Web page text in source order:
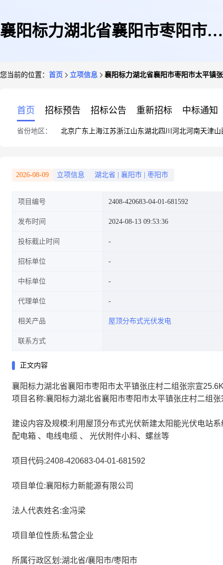
襄阳标力湖北省襄阳市枣阳市太
您当前的位置： 首页 立项信息 襄阳标力湖北省襄阳市枣阳市太平镇
首页 招标预告 招标公告 重新招标 中标通知
省份地区： 北京广东 上海江苏浙江山东湖北四川 河北河南天津山
2026-08-09 立项信息 湖北省 襄阳市 枣阳市
项目编号 2408-420683-04-01-681592
发布时间 2024-08-13 09:53:36
投标截止时间
招标单位
中标单位
代理单位
相关产品 屋顶分布式光伏发电
联系方式
正文内容
襄阳标力湖北省襄阳市枣阳市太平镇张庄村二组张宗宣
项目名称:襄阳标力湖北省襄阳市枣阳市太平镇张庄村二组
建设内容及规模:利用屋顶分布式光伏新建太阳能光伏电站
配电箱 、电线电缆 、 光伏附件小料、螺丝等
项目代码:2408-420683-04-01-681592
项目单位:襄阳标力新能源有限公司
法人代表姓名:金冯梁
项目单位性质:私营企业
所属行政区划:湖北省/襄阳市/枣阳市